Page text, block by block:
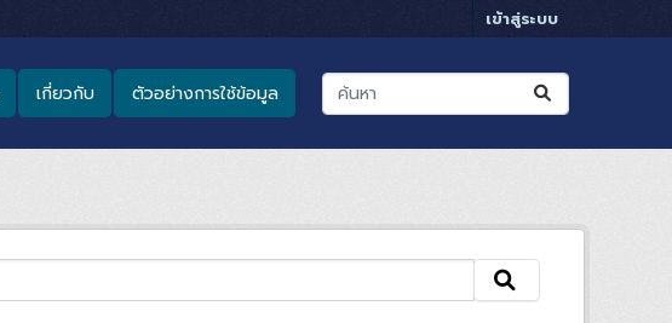
เข้าสู่ระบบ
เกี่ยวกับ ตัวอย่างการใช้ข้อมูล